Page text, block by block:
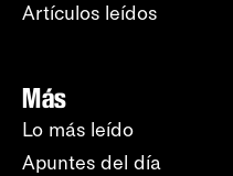
Artículos leídos
Más
Lo más leído
Apuntes del día